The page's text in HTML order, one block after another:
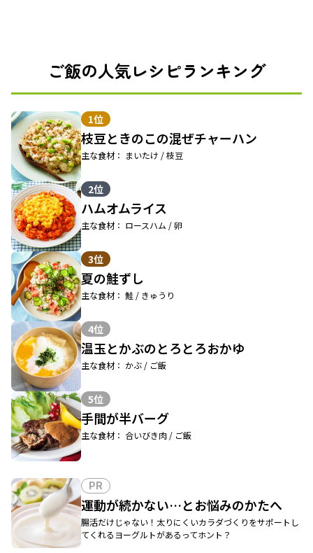
ご飯の人気レシピランキング
1位
枝豆ときのこの混ぜチャーハン
主な食材： まいたけ / 枝豆
2位
ハムオムライス
主な食材： ロースハム / 卵
3位
夏の鮭ずし
主な食材： 鮭 / きゅうり
4位
温玉とかぶのとろとろおかゆ
主な食材： かぶ / ご飯
5位
手間が半バーグ
主な食材： 合いびき肉 / ご飯
PR
運動が続かない…とお悩みのかたへ
腸活だけじゃない！太りにくいカラダづくりをサポートし
てくれるヨーグルトがあるってホント？